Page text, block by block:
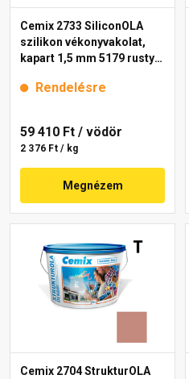
Cemix 2733 SiliconOLA
szilikon vékonyvakolat,
kapart 1,5 mm 5179 rusty
Rendelésre
59 410 Ft / vödör
2 376 Ft / kg
Megnézem
Cemix 2704 StrukturOLA